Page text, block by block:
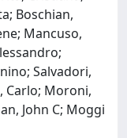
Boschian,
Mancuso,
Salvadori,
Carlo; Moroni,
John C; Moggi